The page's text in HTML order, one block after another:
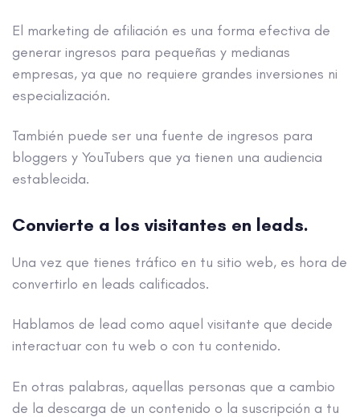
El marketing de afiliación es una forma efectiva de
generar ingresos para pequeñas y medianas
empresas, ya que no requiere grandes inversiones ni
especialización.
También puede ser una fuente de ingresos para
bloggers y YouTubers que ya tienen una audiencia
establecida.
Convierte a los visitantes en leads.
Una vez que tienes tráfico en tu sitio web, es hora de
convertirlo en leads calificados.
Hablamos de lead como aquel visitante que decide
interactuar con tu web o con tu contenido.
En otras palabras, aquellas personas que a cambio
de la descarga de un contenido o la suscripción a tu